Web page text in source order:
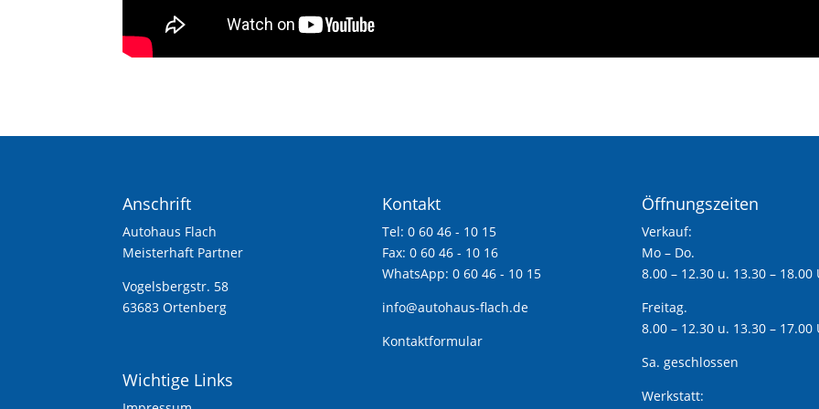
Anschrift
Autohaus Flach
Meisterhaft Partner
Vogelsbergstr. 58
63683 Ortenberg
Wichtige Links
Kontakt
Tel: 0 60 46 - 10 15
Fax: 0 60 46 - 10 16
WhatsApp: 0 60 46 - 10 15
info@autohaus-flach.de
Kontaktformular
Öffnungszeiten
Verkauf:
Mo – Do.
8.00 – 12.30 u. 13.30 – 18.00
Freitag.
8.00 – 12.30 u. 13.30 – 17.00
Sa. geschlossen
Werkstatt: